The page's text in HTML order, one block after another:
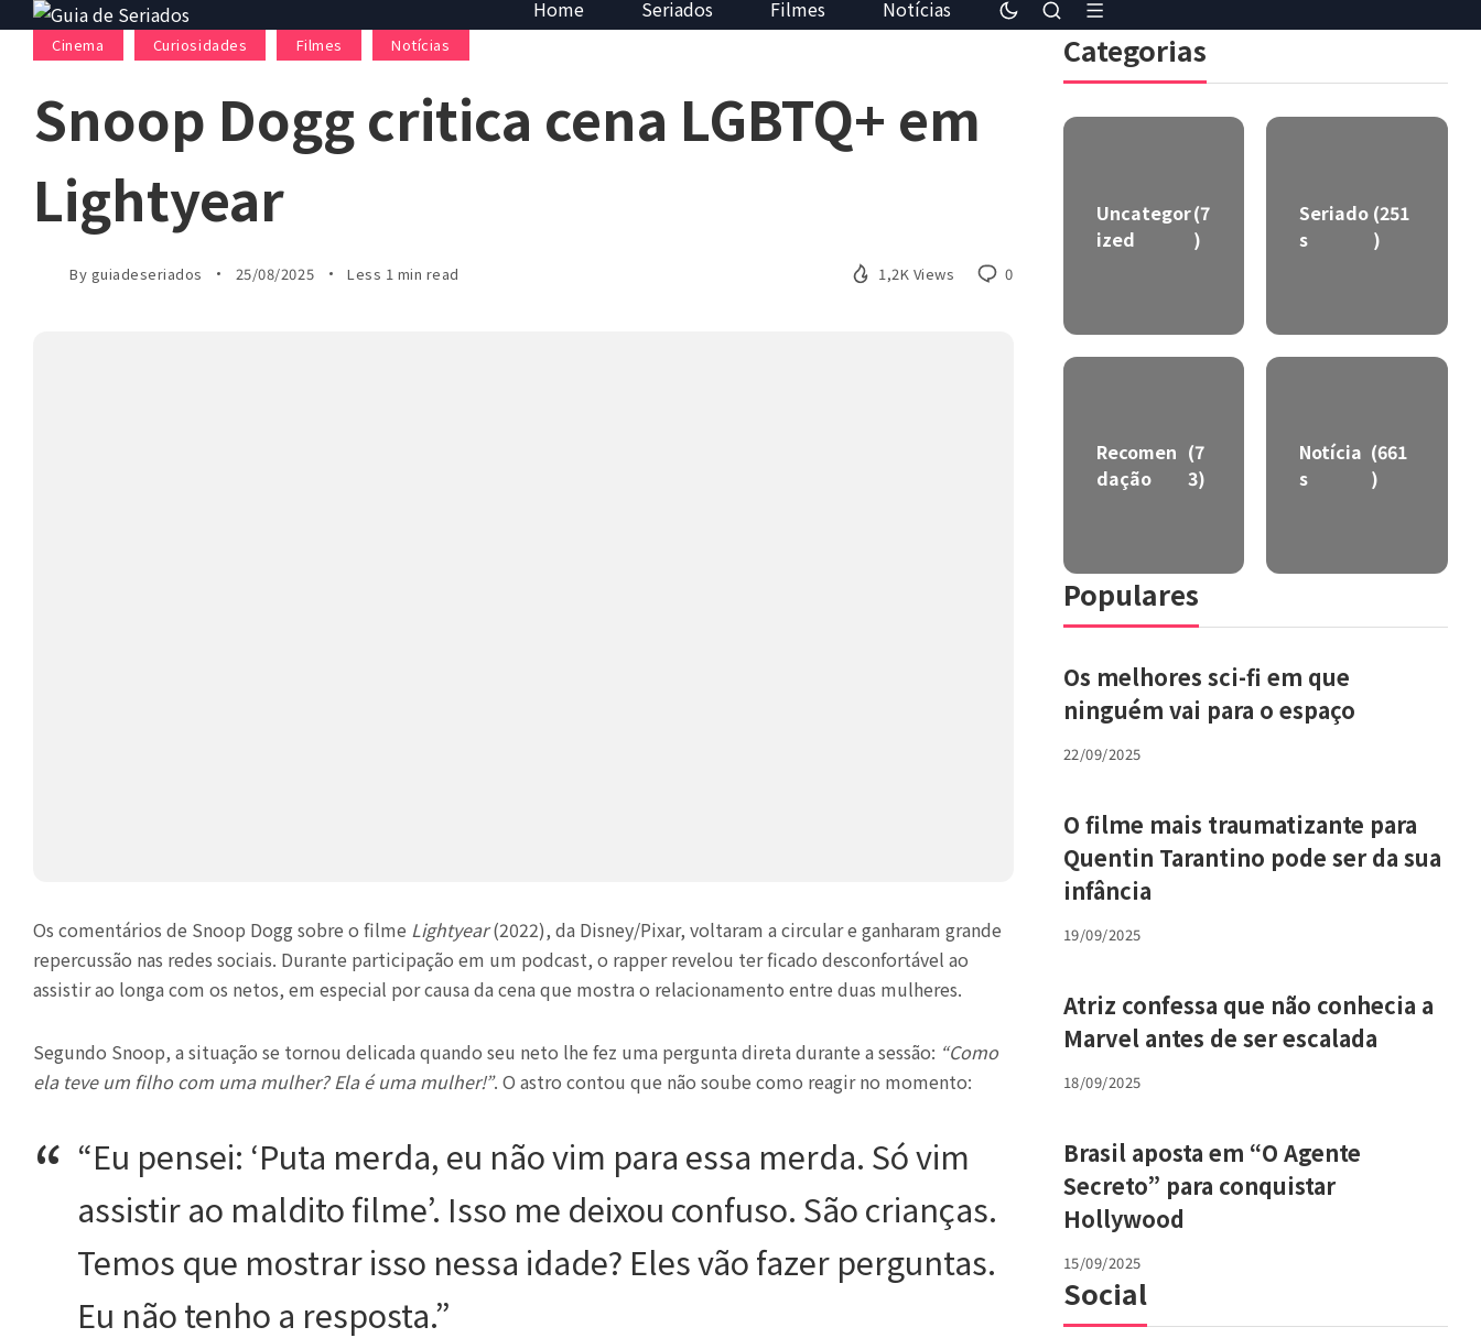
Home Seriados Filmes Notícias
Cinema Curiosidades Filmes Notícias
Snoop Dogg critica cena LGBTQ+ em
Lightyear
By guiadeseriados 25/08/2025 Less 1 min read 1,2K Views 0
Os comentários de Snoop Dogg sobre o filme Lightyear(2022), da Disney/Pixar, voltaram a circular e ganharam grande
repercussão nas redes sociais. Durante participação em um podcast, o rapper revelou ter ficado desconfortável ao
assistir ao longa com os netos, em especial por causa da cena que mostra o relacionamento entre duas mulheres.
Segundo Snoop, a situação se tornou delicada quando seu neto lhe fez uma pergunta direta durante a sessão: “Como
ela teve um filho com uma mulher? Ela é uma mulher!”. O astro contou que não soube como reagir no momento:
“Eu pensei: ‘Puta merda, eu não vim para essa merda. Só vim
assistir ao maldito filme’. Isso me deixou confuso. São crianças.
Temos que mostrar isso nessa idade? Eles vão fazer perguntas.
Eu não tenho a resposta.”
Categorias
Uncategor
ized
(7
)
Seriado
s
(251
)
Recomen
dação
(7
3)
Notícia
s
(661
)
Populares
Os melhores sci-fi em que
ninguém vai para o espaço
22/09/2025
O filme mais traumatizante para
Quentin Tarantino pode ser da sua
infância
19/09/2025
Atriz confessa que não conhecia a
Marvel antes de ser escalada
18/09/2025
Brasil aposta em “O Agente
Secreto” para conquistar
Hollywood
15/09/2025
Social